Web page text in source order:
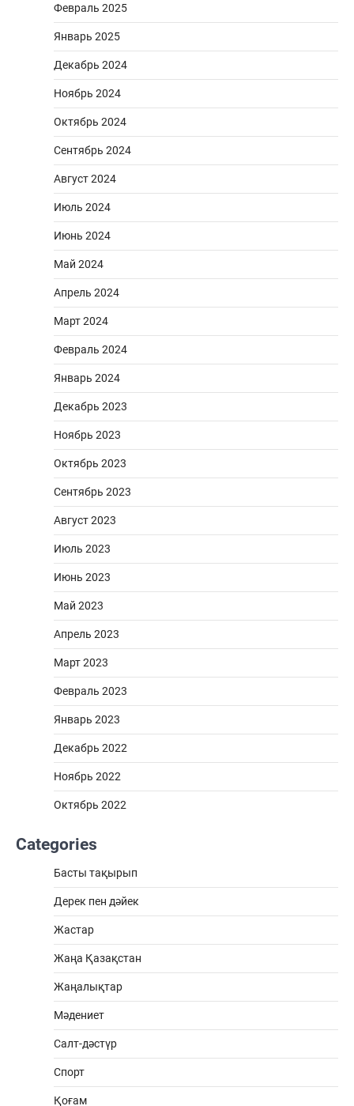
Февраль 2025
Январь 2025
Декабрь 2024
Ноябрь 2024
Октябрь 2024
Сентябрь 2024
Август 2024
Июль 2024
Июнь 2024
Май 2024
Апрель 2024
Март 2024
Февраль 2024
Январь 2024
Декабрь 2023
Ноябрь 2023
Октябрь 2023
Сентябрь 2023
Август 2023
Июль 2023
Июнь 2023
Май 2023
Апрель 2023
Март 2023
Февраль 2023
Январь 2023
Декабрь 2022
Ноябрь 2022
Октябрь 2022
Categories
Басты тақырып
Дерек пен дәйек
Жастар
Жаңа Қазақстан
Жаңалықтар
Мәдениет
Салт-дәстүр
Спорт
Қоғам